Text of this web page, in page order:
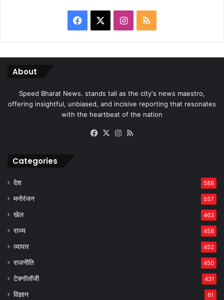
Facebook Instagram
RSS
About
Speed Bharat News. stands tall as the city's news maestro,
offering insightful, unbiased, and incisive reporting that resonates
with the heartbeat of the nation
Facebook
X Instagram
Categories
देश 588
मनोरंजन 557
खेल 463
राज्य 458
व्यापार 452
राजनीति 450
टेक्नॉलॉजी 431
विज्ञान 61